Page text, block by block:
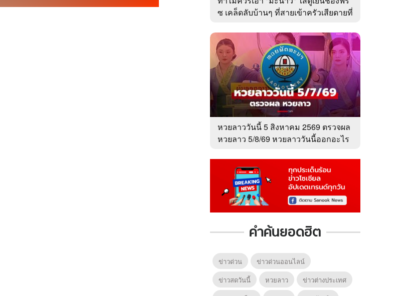
ซ เคล็ดลับบ้านๆ ที่สายเข้าครัวเสียดายที่
หวยลาววันนี้ 5 สิงหาคม 2569 ตรวจผล
หวยลาว 5/8/69 หวยลาววันนี้ออกอะไร
คำค้นยอดฮิต
ข่าวด่วน
ข่าวด่วนออนไลน์
ข่าวสดวันนี้
หวยลาว
ข่าวต่างประเทศ